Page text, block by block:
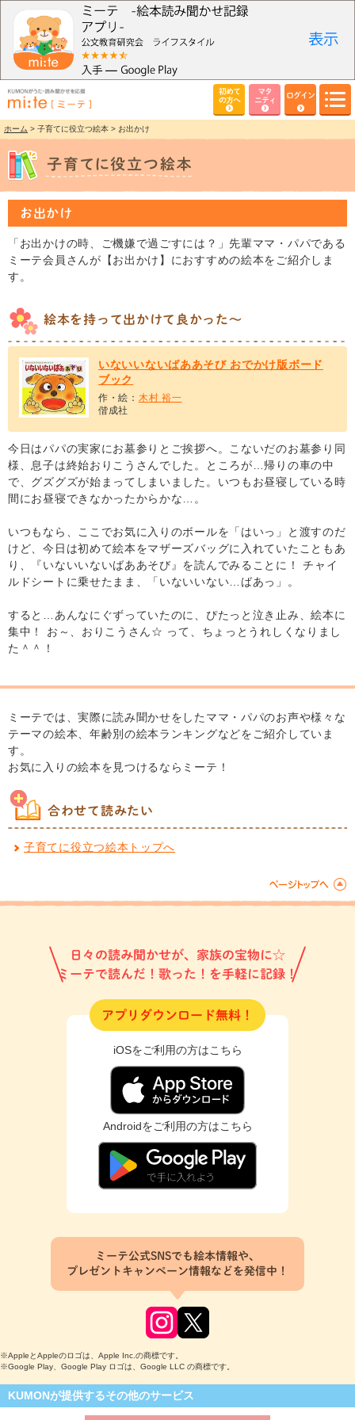
初めて
の方へ
マタ
ニティ
ログイン
ホーム > 子育てに役立つ絵本 > お出かけ
お出かけ
「お出かけの時、ご機嫌で過ごすには？」先輩ママ・パパである
ミーテ会員さんが【お出かけ】におすすめの絵本をご紹介しま
す。
絵本を持って出かけて良かった～
いないいないばああそび おでかけ版ボード
ブック
作・絵： 木村 裕一
偕成社
今日はパパの実家にお墓参りとご挨拶へ。こないだのお墓参り同
様、息子は終始おりこうさんでした。ところが…帰りの車の中
で、グズグズが始まってしまいました。いつもお昼寝している時
間にお昼寝できなかったからかな…。
いつもなら、ここでお気に入りのボールを「はいっ」と渡すのだ
けど、今日は初めて絵本をマザーズバッグに入れていたこともあ
り、『いないいないばああそび』を読んでみることに！ チャイ
ルドシートに乗せたまま、「いないいない…ばあっ」。
すると…あんなにぐずっていたのに、ぴたっと泣き止み、絵本に
集中！ お～、おりこうさん☆ って、ちょっとうれしくなりまし
た＾＾！
ミーテでは、実際に読み聞かせをしたママ・パパのお声や様々な
テーマの絵本、年齢別の絵本ランキングなどをご紹介していま
す。
お気に入りの絵本を見つけるならミーテ！
合わせて読みたい
子育てに役立つ絵本トップへ
日々の読み聞かせが、家族の宝物に☆
ミーテで読んだ！歌った！を手軽に記録！
アプリダウンロード無料！
iOSをご利用の方はこちら
Androidをご利用の方はこちら
ミーテ公式SNSでも絵本情報や、
プレゼントキャンペーン情報などを発信中！
※AppleとAppleのロゴは、Apple Inc.の商標です。
※Google Play、Google Play ロゴは、Google LLC の商標です。
KUMONが提供するその他のサービス